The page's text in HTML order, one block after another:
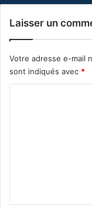
Laisser un
Votre adresse e-mail
sont indiqués avec *